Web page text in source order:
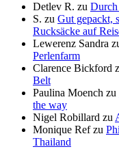
Detlev R. zu Durch
S. zu Gut gepackt,
Rucksäcke auf
Lewerenz Sandra
Perlenfarm
Clarence Bickford
Belt
Paulina Moench zu
the way
Nigel Robillard zu
Monique Refzu
Thailand